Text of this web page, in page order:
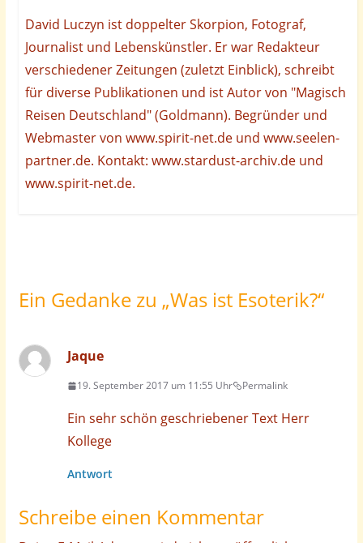
David Luczyn ist doppelter Skorpion, Fotograf,
Journalist und Lebenskünstler. Er war Redakteur
verschiedener Zeitungen (zuletzt Einblick), schreibt
für diverse Publikationen und ist Autor von "Magisch
Reisen Deutschland" (Goldmann). Begründer und
Webmaster von www.spirit-net.de und www.seelen-
partner.de. Kontakt: www.stardust-archiv.de und
www.spirit-net.de.
Ein Gedanke zu „Was ist Esoterik?“
Jaque
19. September 2017 um 11:55 Uhr Permalink
Ein sehr schön geschriebener Text Herr
Kollege
Antwort
Schreibe einen Kommentar